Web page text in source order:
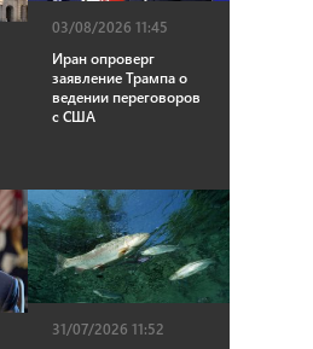
03/08/2026 11:45
Иран опроверг
заявление Трампа о
ведении переговоров
с США
31/07/2026 11:52